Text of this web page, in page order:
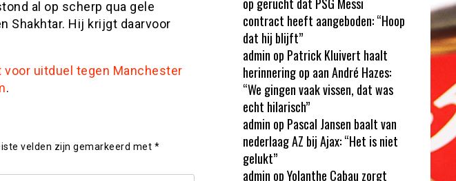
al op scherp qua gele
Shakhtar. Hij krijgt daarvoor
voor uitduel tegen Manchester
.
velden zijn gemarkeerd met *
contract heeft aangeboden: “Hoop
dat hij blijft”
admin op Patrick Kluivert haalt
herinnering op aan André Hazes:
“We gingen vaak vissen, dat was
echt hilarisch”
admin op Pascal Jansen baalt van
nederlaag AZ bij Ajax: “Het is niet
gelukt”
admin opYolanthe Cabau zorgt